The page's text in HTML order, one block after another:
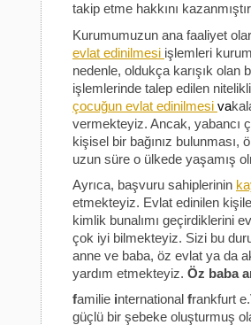
takip etme hakkını
Kurumumuzun ana faaliyet
evlat edinilmesi işlemleri
nedenle, oldukça karışık olan
işlemlerinde talep edilen
çocuğun evlat edinilmesi va
vermekteyiz. Ancak, yabancı
kişisel bir bağınız bulunması,
uzun süre o ülkede yaşamış
Ayrıca, başvuru sahiplerinin
etmekteyiz. Evlat edinilen
kimlik bunalımı geçirdiklerini
çok iyi bilmekteyiz. Sizi bu
anne ve baba, öz evlat ya da
yardım etmekteyiz. Öz baba
familie international frankfurt
güçlü bir şebeke oluşturmuş